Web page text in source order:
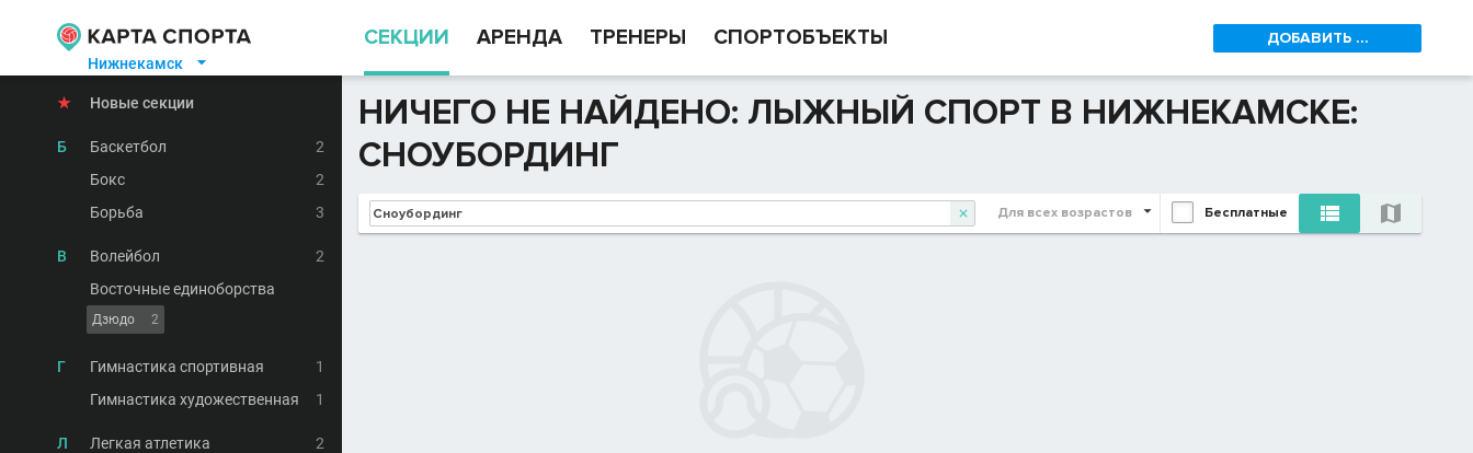
Нижнекамск 
СЕКЦИИ АРЕНДА ТРЕНЕРЫ СПОРТОБЪЕКТЫ ДОБАВИТЬ ...
★ Новые секции
Б Баскетбол
2
Бокс
2
Борьба
3
В Волейбол
2
Восточные единоборства
Дзюдо 2
Г Гимнастика спортивная
1
Гимнастика художественная
1
Л Легкая атлетика
2
НИЧЕГО НЕ НАЙДЕНО: ЛЫЖНЫЙ СПОРТ В НИЖНЕКАМСКЕ:
СНОУБОРДИНГ
 Для всех возрастов Бесплатные  